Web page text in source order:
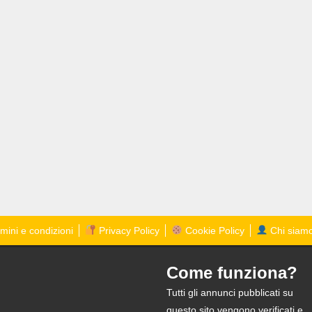
e condizioni Privacy Policy Cookie Policy Chi
Come funziona?
Tutti gli annunci pubblicati su